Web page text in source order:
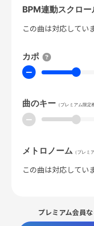
BPM連動スクロー
この曲は対応してい
カポ
ー
曲のキー（プレミアム限定
ー
メトロノーム （プレミ
この曲は対応してい
プレミアム会員